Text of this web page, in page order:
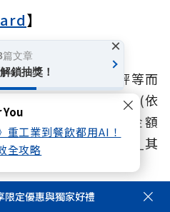
重工業到餐飲都用AI！
全攻略
】
依玉山銀行電腦評等而
。_預借現金手續費(依
區分)：預借現金金額
美元/550日圓/4歐元)_其
站及申請書公告。
限定優惠與獨家好禮
篇文章
鎖抽獎！
×